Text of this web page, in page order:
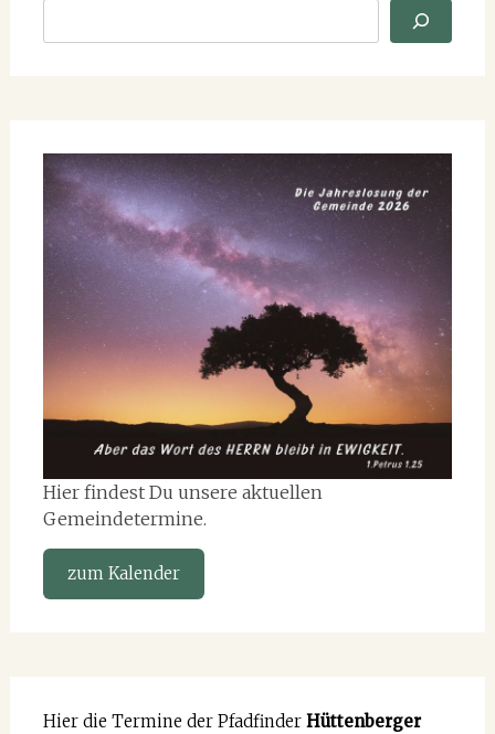
Hier findest Du unsere aktuellen
Gemeindetermine.
zum Kalender
Hier die Termine der Pfadfinder Hüttenberger